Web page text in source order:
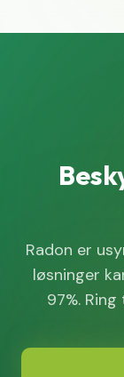
Radon er
løsninger
97%.